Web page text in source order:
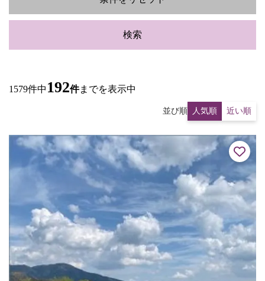
検索
1579件中 192件までを表示中
並び順 人気順 近い順